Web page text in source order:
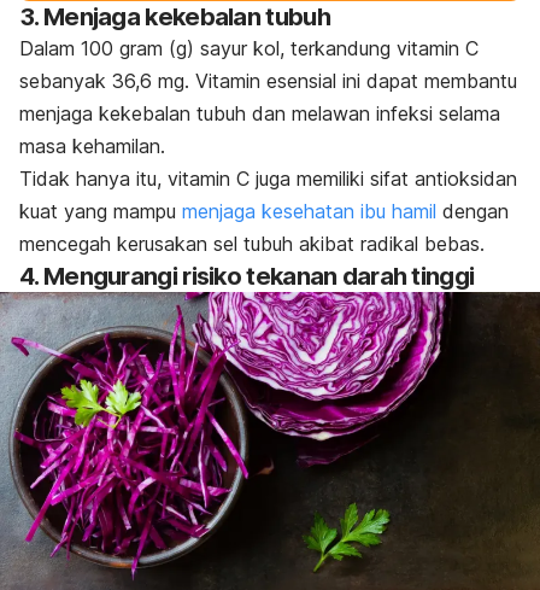
3. Menjaga kekebalan tubuh
Dalam 100 gram (g) sayur kol, terkandung vitamin C
sebanyak 36,6 mg. Vitamin esensial ini dapat membantu
menjaga kekebalan tubuh dan melawan infeksi selama
masa kehamilan.
Tidak hanya itu, vitamin C juga memiliki sifat antioksidan
kuat yang mampu menjaga kesehatan ibu hamil dengan
mencegah kerusakan sel tubuh akibat radikal bebas.
4. Mengurangi risiko tekanan darah tinggi